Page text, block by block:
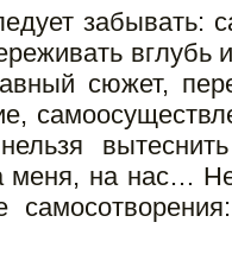
забывать:
вглубь
сюжет,
меня, на нас…